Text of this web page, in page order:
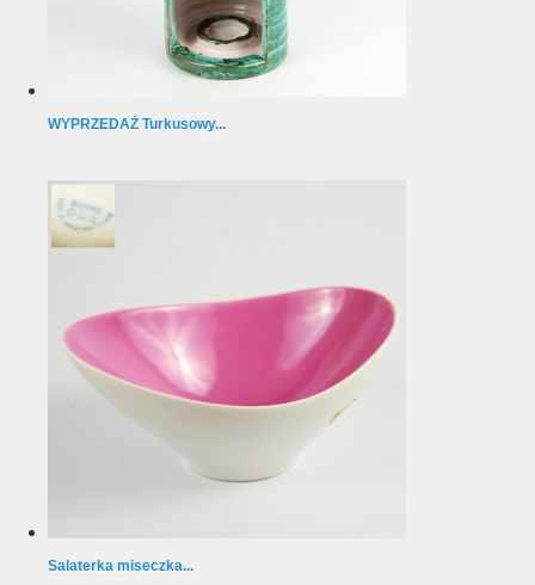
WYPRZEDAŻ Turkusowy...
Salaterka miseczka...